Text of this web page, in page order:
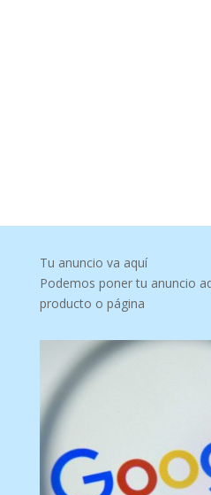
Tu anuncio va aquí
Podemos poner tu anuncio
producto o página